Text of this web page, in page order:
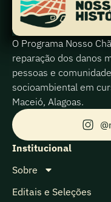
O Programa Nosso
reparação dos danos
pessoas e
socioambiental em
Maceió, Alagoas.
Institucional
Sobre
Editais e Seleções